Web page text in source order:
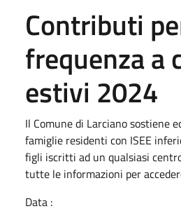
Contributi
frequenza a
estivi 2024
Il Comune di Larciano sostiene
famiglie residenti con ISEE
figli iscritti ad un qualsiasi
tutte le informazioni per
Data :